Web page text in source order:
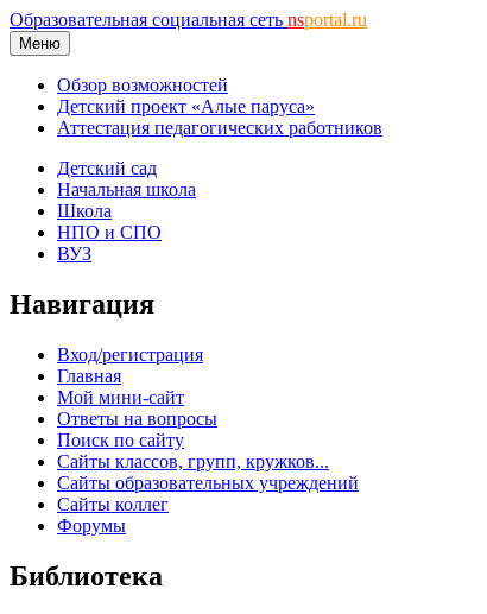
Образовательная социальная сеть nsportal.ru
Меню
Обзор возможностей
Детский проект «Алые паруса»
Аттестация педагогических работников
Детский сад
Начальная школа
Школа
НПО и СПО
ВУЗ
Навигация
Вход/регистрация
Главная
Мой мини-сайт
Ответы на вопросы
Поиск по сайту
Сайты классов, групп, кружков...
Сайты образовательных учреждений
Сайты коллег
Форумы
Библиотека